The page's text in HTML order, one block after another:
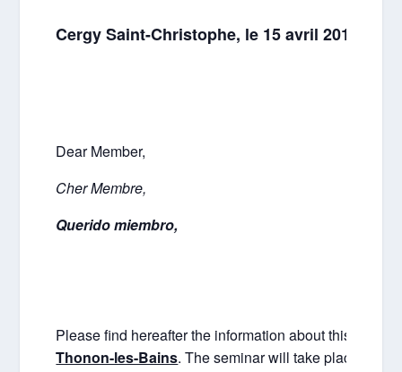
Cergy Saint-Christophe, le 15 avril 2014
Dear Member,
Cher Membre,
Queridomiembro,
Please find hereafter the information about this
Thonon-les-Bains. The seminar will take place from